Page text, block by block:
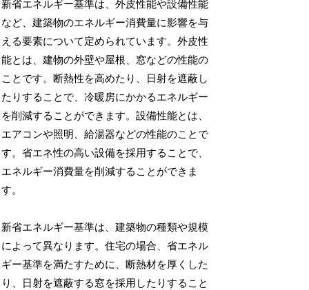
新省エネルギー基準は、外皮性能や設備性能
など、建築物のエネルギー消費量に影響を与
える要素について定められています。外皮性
能とは、建物の外壁や屋根、窓などの性能の
ことです。断熱性を高めたり、日射を遮蔽し
たりすることで、冷暖房にかかるエネルギー
を削減することができます。設備性能とは、
エアコンや照明、給湯器などの性能のことで
す。省エネ性の高い設備を採用することで、
エネルギー消費量を削減することができま
す。
新省エネルギー基準は、建築物の種類や規模
によって異なります。住宅の場合、省エネル
ギー基準を満たすために、断熱材を厚くした
り、日射を遮蔽する窓を採用したりすること